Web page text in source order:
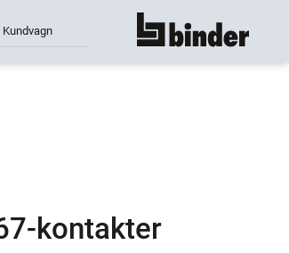
Kundvagn show all
kontakter